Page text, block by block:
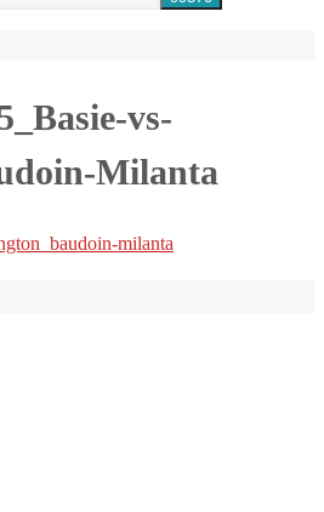
vs-
Milanta
milanta